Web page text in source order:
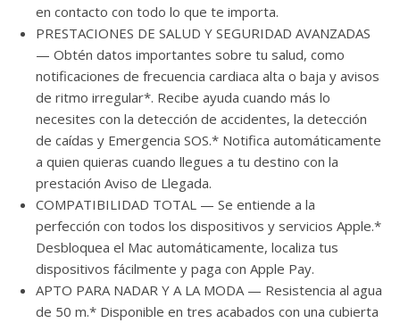
en contacto con todo lo que te importa.
PRESTACIONES DE SALUD Y SEGURIDAD AVANZADAS
— Obtén datos importantes sobre tu salud, como
notificaciones de frecuencia cardiaca alta o baja y avisos
de ritmo irregular*. Recibe ayuda cuando más lo
necesites con la detección de accidentes, la detección
de caídas y Emergencia SOS.* Notifica automáticamente
a quien quieras cuando llegues a tu destino con la
prestación Aviso de Llegada.
COMPATIBILIDAD TOTAL — Se entiende a la
perfección con todos los dispositivos y servicios Apple.*
Desbloquea el Mac automáticamente, localiza tus
dispositivos fácilmente y paga con Apple Pay.
APTO PARA NADAR Y A LA MODA — Resistencia al agua
de 50 m.* Disponible en tres acabados con una cubierta